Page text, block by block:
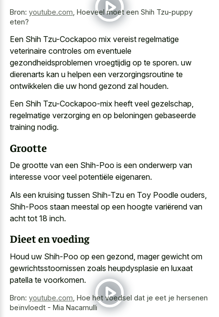
Bron: youtube.com Hoeveel moet een Shih Tzu-puppy
eten?
Een Shih Tzu-Cockapoo mix vereist regelmatige
veterinaire controles om eventuele
gezondheidsproblemen vroegtijdig op te sporen. uw
dierenarts kan u helpen een verzorgingsroutine te
ontwikkelen die uw hond gezond zal houden.
Een Shih Tzu-Cockapoo-mix heeft veel gezelschap,
regelmatige verzorging en op beloningen gebaseerde
training nodig.
Grootte
De grootte van een Shih-Poo is een onderwerp van
interesse voor veel potentiële eigenaren.
Als een kruising tussen Shih-Tzu en Toy Poodle ouders,
Shih-Poos staan meestal op een hoogte variërend van
acht tot 18 inch.
Dieet en voeding
Houd uw Shih-Poo op een gezond, mager gewicht om
gewrichtsstoornissen zoals heupdysplasie en luxaat
patella te voorkomen.
Bron: youtube.com Hoe het voedsel dat je eet je hersenen
beïnvloedt - Mia Nacamulli